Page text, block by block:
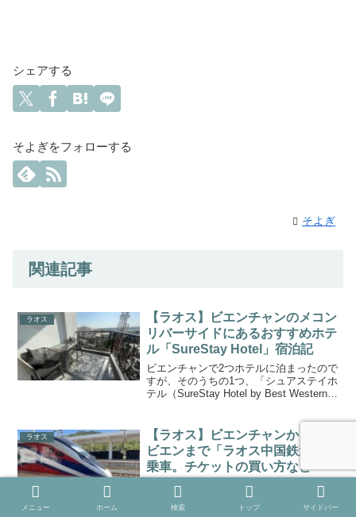
シェアする
そよぎをフォローする
そよぎ
関連記事
ラオス
【ラオス】ビエンチャンのメコン
リバーサイドにあるおすすめホテ
ル「SureStay Hotel」宿泊記
ビエンチャンで2つホテルに泊まったので
すが、そのうちの1つ、「シュアステイホ
テル（SureStay Hotel by Best Western
テルチェーンのベストウエスタン系列ホ
テルで、メコン...
ラオス
【ラオス】ビエンチャンからバン
ビエンまで「ラオス中国鉄道」に
乗車。チケットの買い方など
年末年始はラオスに行ってきました。主
な目的は、まだ行ったことのないバンビ
エンへ行くこと、2021年に開通したラオ
メニュー ホーム 検索 トップ サイドバー